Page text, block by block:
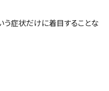
う症状だけに着目することな